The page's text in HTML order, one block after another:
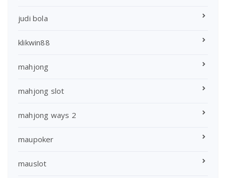
judi bola
klikwin88
mahjong
mahjong slot
mahjong ways 2
maupoker
mauslot